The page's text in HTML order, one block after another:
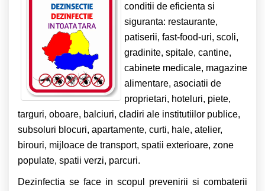
conditii de eficienta si
siguranta: restaurante,
patiserii, fast-food-uri, scoli,
gradinite, spitale, cantine,
cabinete medicale, magazine
alimentare, asociatii de
proprietari, hoteluri, piete,
targuri, oboare, balciuri, cladiri ale institutiilor publice,
subsoluri blocuri, apartamente, curti, hale, atelier,
birouri, mijloace de transport, spatii exterioare, zone
populate, spatii verzi, parcuri.
Dezinfectia se face in scopul prevenirii si combaterii